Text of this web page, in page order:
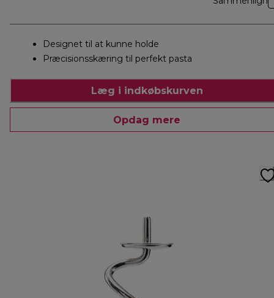
Designet til at kunne holde
Præcisionsskæring til perfekt pasta
Læg i indkøbskurven
Opdag mere